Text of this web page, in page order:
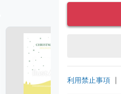
利用禁止事項 ｜